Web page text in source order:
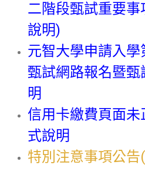
二階段甄試重要
說明)
元智大學申請入學
甄試網路報名暨
明
信用卡繳費頁面
式說明
特別注意事項公告